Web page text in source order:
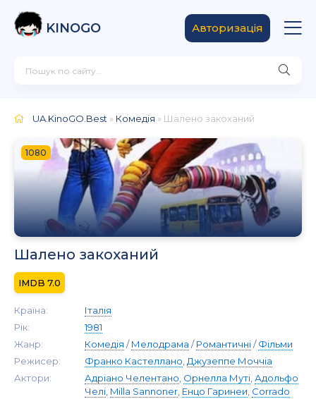
KINOGO Авторизація
UA.KinoGO.Best » Комедія » Шалено закоханий
1080
Шалено закоханий
7.0
Країна:
Італія
Рік:
1981
Жанр:
Комедія /Мелодрама /Романтичні/Фільми
Режисер:
Франко Кастеллано Джузеппе Моччіа
Актори:
Адріано Челентано Орнелла Муті Адольфо
Челі Milla Sannoner Енцо Гаринеи Corrado